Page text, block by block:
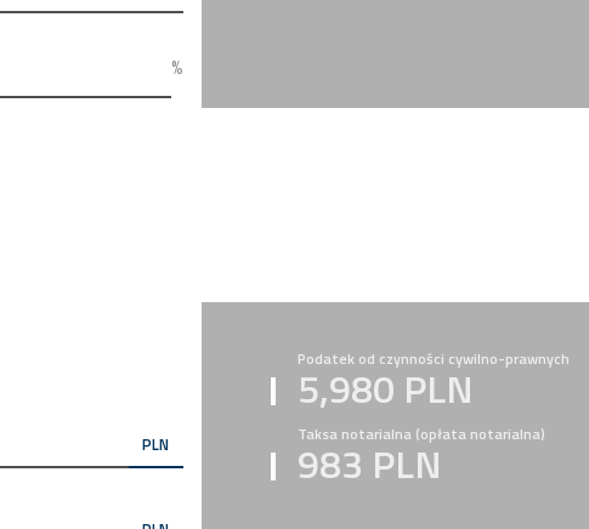
%
PLN
Podatek od czynności cywilno-prawnych
5,980 PLN
Taksa notarialna (opłata notarialna)
983 PLN